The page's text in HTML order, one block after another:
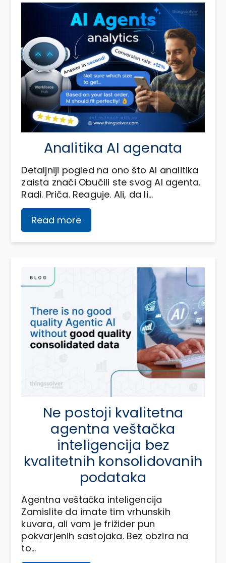
Analitika AI agenata
Detaljniji pogled na ono što AI analitika
zaista znači Obučili ste svog AI agenta.
Radi. Priča. Reaguje. Ali, da li…
Read more
Ne postoji kvalitetna
agentna veštačka
inteligencija bez
kvalitetnih konsolidovanih
podataka
Agentna veštačka inteligencija
Zamislite da imate tim vrhunskih
kuvara, ali vam je frižider pun
pokvarjenih sastojaka. Bez obzira na
to…